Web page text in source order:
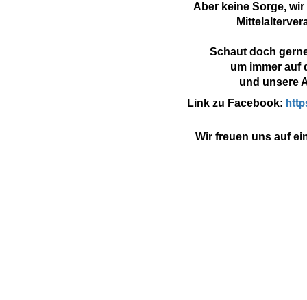
Aber keine Sorge,
Schaut doch
um immer auf
und unsere
Link zu Facebook:
Wir freuen uns auf